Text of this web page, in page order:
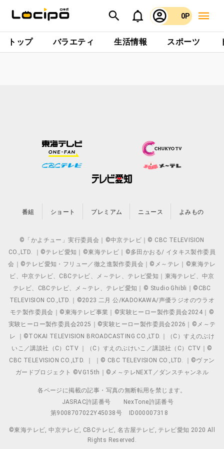
0P
トップ バラエティ 生活情報 スポーツ
番組 ショート プレミアム ニュース よみもの
©「かよチュー」実行委員会｜©中京テレビ｜© CBC TELEVISION
CO.,LTD. ｜©テレビ愛知｜©東海テレビ｜©多田かおる/ イタキス製作委員
会｜©テレビ愛知・フリュー／徹之進製作委員会｜©メ～テレ｜©東海テレ
ビ、中京テレビ、CBCテレビ、メ～テレ、テレビ愛知｜東海テレビ、中京
テレビ、CBCテレビ、メ～テレ、テレビ愛知｜© Studio Ghibli｜©CBC
TELEVISION CO.,LTD.｜©2023 二月 公/KADOKAWA/声優ラジオのウラオ
モテ製作委員会｜©東海テレビ事業｜©実験ヒーロー製作委員会2024｜©
実験ヒーロー製作委員会2025｜©実験ヒーロー製作委員会2026｜©メ～テ
レ ｜©TOKAI TELEVISION BROADCASTING CO.,LTD.｜（C）すえのぶけ
いこ／講談社（C）CTV ｜（C）すえのぶけいこ／講談社（C）CTV｜©
CBC TELEVISION CO.,LTD. ｜ ｜© CBC TELEVISION CO.,LTD. ｜©ヴァン
ガードプロジェクト ©VG15th｜©メ～テレNEXT／ダンスチャンネル
各ページに掲載の記事・写真の無断転用を禁じます。
JASRAC許諾番号
NexTone許諾番号
第9008707022Y45038号
ID000007318
©東海テレビ, 中京テレビ, CBCテレビ, 名古屋テレビ, テレビ愛知 2020 All
Rights Reserved.